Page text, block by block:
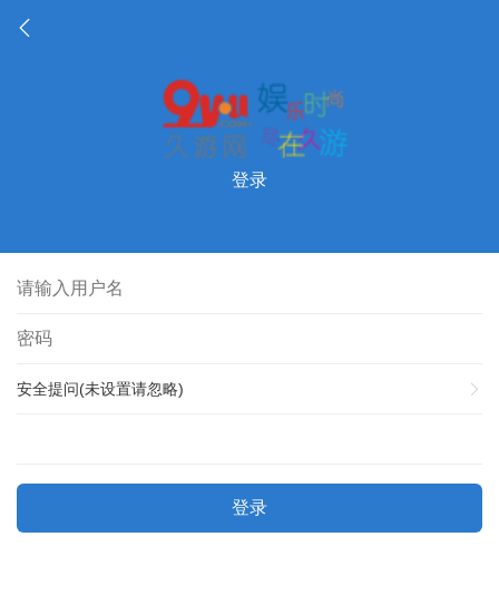
登录
安全提问(未设置请忽略)
登录